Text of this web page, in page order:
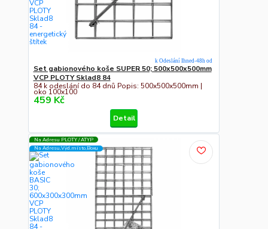
Set gabionového koše SUPER 50; 500x500x500mm
VCP PLOTY Sklad8 84
84 k odeslání do 84 dnů Popis: 500x500x500mm |
oko 100x100
459 Kč
k Odeslání Ihned-48h od
Detail
Na Adresu PLOTY / ATYP
Na Adresu,Výd.místo,Boxu